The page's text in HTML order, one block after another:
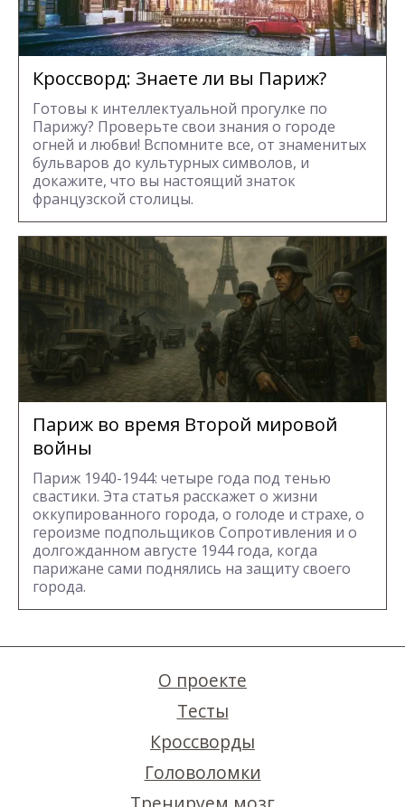
Кроссворд: Знаете ли вы Париж?
Готовы к интеллектуальной прогулке по
Парижу? Проверьте свои знания о городе
огней и любви! Вспомните все, от знаменитых
бульваров до культурных символов, и
докажите, что вы настоящий знаток
французской столицы.
Париж во время Второй мировой
войны
Париж 1940-1944: четыре года под тенью
свастики. Эта статья расскажет о жизни
оккупированного города, о голоде и страхе, о
героизме подпольщиков Сопротивления и о
долгожданном августе 1944 года, когда
парижане сами поднялись на защиту своего
города.
О проекте
Тесты
Кроссворды
Головоломки